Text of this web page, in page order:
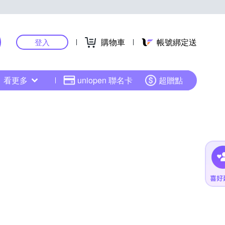
登入 購物車 帳號綁定送
看更多 uniopen 聯名卡 超贈點